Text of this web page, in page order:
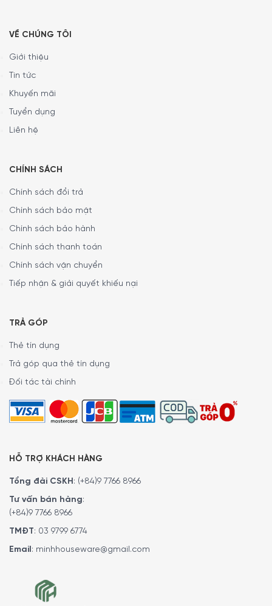
Đầu đốt bên tích hợp
Một đầu đốt phụ phía bên có công suất 3.0 kW được sử
đóng đầu đốt này lại, bề mặt bàn phụ này có thể được
VỀ CHÚNG TÔI
Giới thiệu
Tin tức
Khuyến mãi
Tuyển dụng
Liên hệ
CHÍNH SÁCH
Chính sách đổi trả
Chính sách bảo mật
Chính sách bảo hành
Chính sách thanh toán
Chính sách vận chuyển
Tiếp nhận & giải quyết khiếu nại
TRẢ GÓP
Thẻ tín dụng
Trả góp qua thẻ tín dụng
Đối tác tài chính
HỖ TRỢ KHÁCH HÀNG
Tổng đài CSKH : (+84)9 7766 8966
Tư vấn bán hàng:
(+84)9 7766 8966
TMĐT: 03 9799 6774
Email : minhhouseware@gmail.com